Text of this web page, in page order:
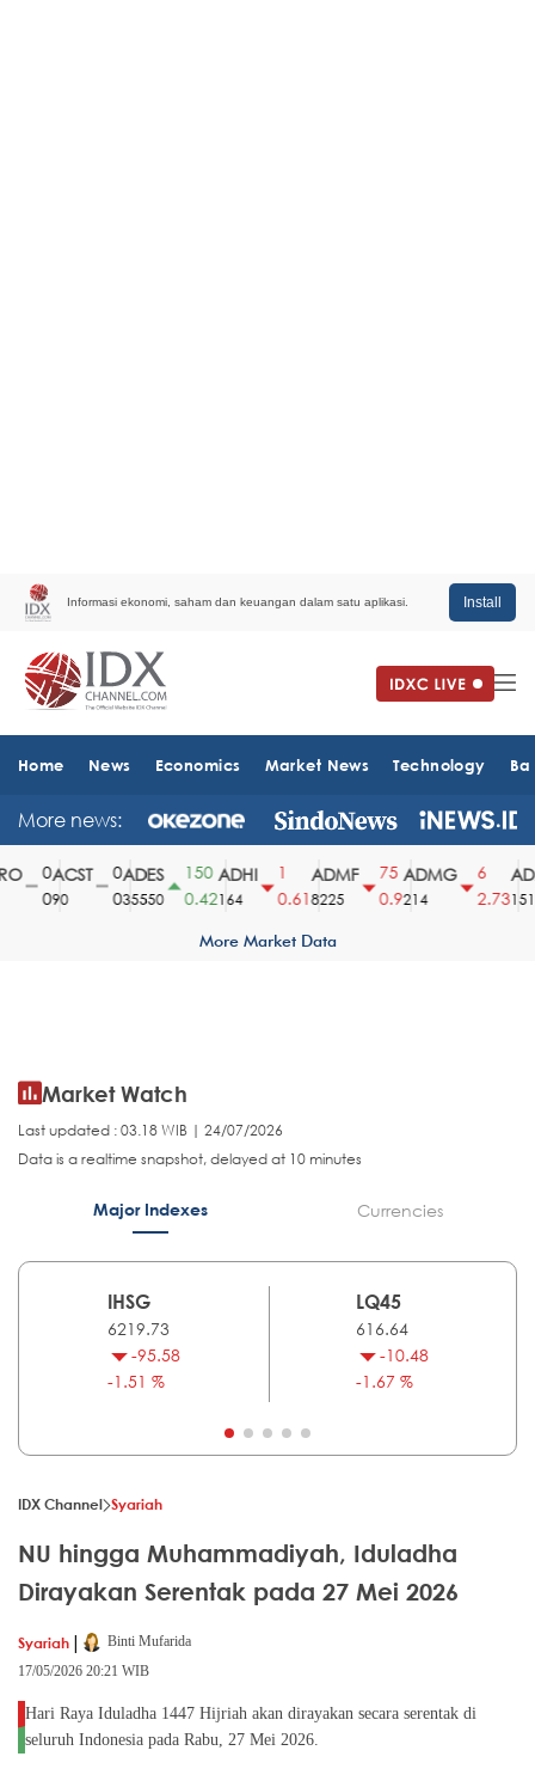
Informasi ekonomi, saham dan keuangan dalam satu aplikasi. Install
Home News Economics Market News Technology
More news:
ACST
90
ADES
35550
150
0.42
ADHI
164
0.61
ADMF
8225
75
0.9
ADMG
214
2.731510
More Market Data
Market Watch
Last updated : 03.18 WIB | 24/07/2026
Data is a realtime snapshot, delayed at 10 minutes
Major Indexes Currencies
IHSG
6219.73
-95.58
-1.51 %
LQ45
616.64
-10.48
-1.67 %
IDX Channel Syariah
NU hingga Muhammadiyah, Iduladha
Dirayakan Serentak pada 27 Mei 2026
Syariah |
Binti Mufarida
17/05/2026 20:21 WIB
Hari Raya Iduladha 1447 Hijriah akan dirayakan secara serentak di
seluruh Indonesia pada Rabu, 27 Mei 2026.